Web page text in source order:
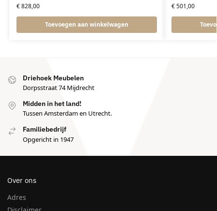
€828,00
Toevoegen aan winkelwagen
€501,00
Driehoek Meubelen
Dorpsstraat 74 Mijdrecht
Midden in het land!
Tussen Amsterdam en Utrecht.
Familiebedrijf
Opgericht in 1947
Over ons
Adres